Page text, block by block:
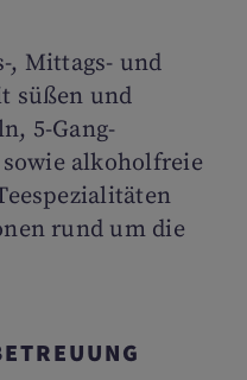
, Mittags- und
süßen und
5-Gang-
alkoholfreie
rund um die